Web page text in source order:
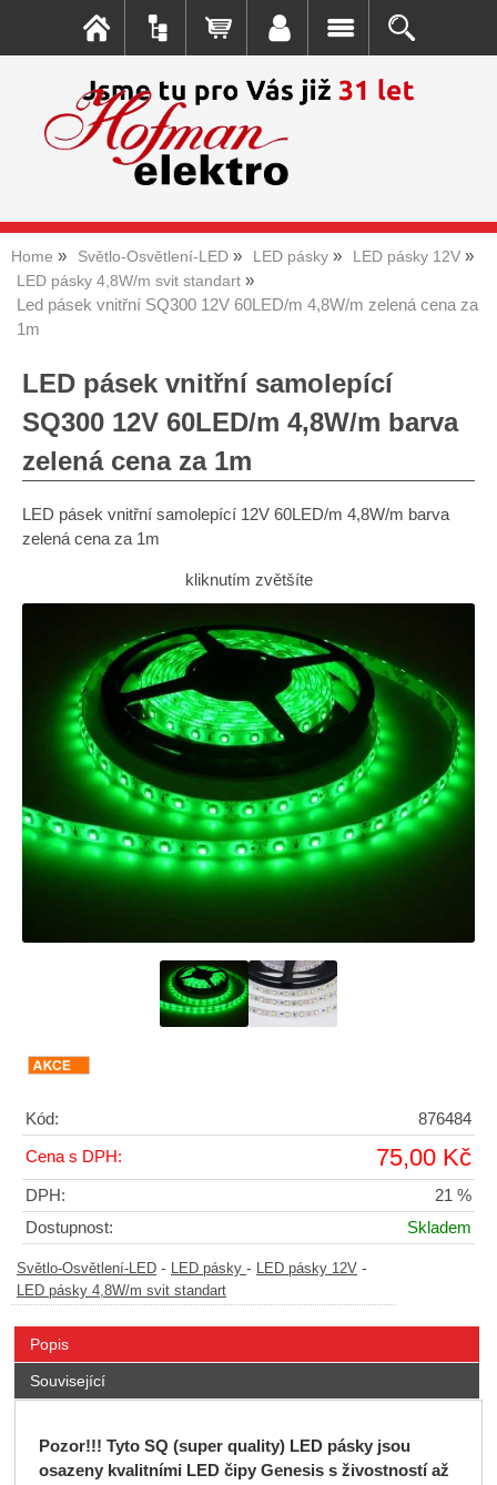
Home Světlo-Osvětlení-LED LED pásky
LED pásky 12V
LED pásky 4,8W/m svit standart
Led pásek vnitřní SQ300 12V 60LED/m 4,8W/m zelená cena za
1m
LED pásek vnitřní samolepící
SQ300 12V 60LED/m 4,8W/m barva
zelená cena za 1m
LED pásek vnitřní samolepící 12V 60LED/m 4,8W/m barva
zelená cena za 1m
kliknutím zvětšíte
Kód: 876484
Cena s DPH: 75,00 Kč
DPH:
21 %
Dostupnost:
Skladem
Světlo-Osvětlení-LED - LED pásky - LED pásky 12V -
LED pásky 4,8W/m svit standart
Popis
Související
Pozor!!! Tyto SQ (super quality) LED pásky jsou
osazeny kvalitními LED čipy Genesis s živostností až